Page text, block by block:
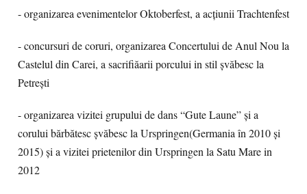
- organizarea evenimentelor Oktoberfest, a acțiunii Trachtenfest
- concursuri de coruri, organizarea Concertului de Anul Nou la
Castelul din Carei, a sacrifiăarii porcului in stil șvăbesc la
Petrești
- organizarea vizitei grupului de dans “Gute Laune” și a
corului bărbătesc șvăbesc la Urspringen(Germania în 2010 și
2015) și a vizitei prietenilor din Urspringen la Satu Mare in
2012